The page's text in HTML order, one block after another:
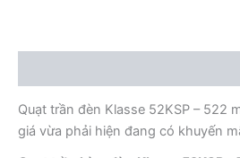
Quạt trần đèn Klasse 52KSP – 522
giá vừa phải hiện đang có khuyến